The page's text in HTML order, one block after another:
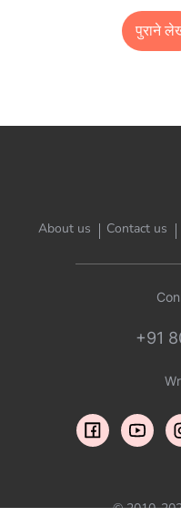
पुराने
About us Contact us
+91
© 2010-